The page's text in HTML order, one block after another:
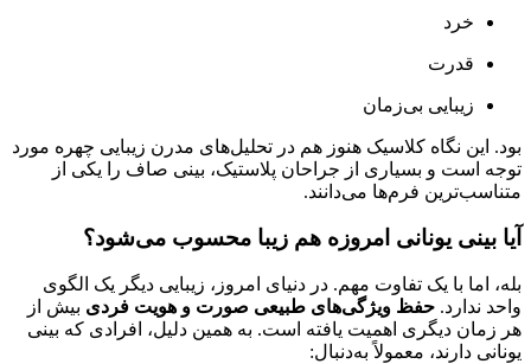
خرد
قدرت
زیبایی بی‌زمان
بود. این نگاه کلاسیک هنوز هم در تحلیل‌های مدرن زیبایی چهره مورد
توجه است و بسیاری از جراحان پلاستیک، بینی صاف را یکی از
متناسب‌ترین فرم‌ها می‌دانند.
آیا بینی یونانی امروزه هم زیبا محسوب می‌شود؟
بله، اما با یک تفاوت مهم. در دنیای امروز، زیبایی دیگر یک الگوی
واحد ندارد. حفظ ویژگی‌های طبیعی صورت و هویت فردی بیش از
هر زمان دیگری اهمیت یافته است. به همین دلیل، افرادی که بینی
یونانی دارند، معمولاً به‌دنبال: